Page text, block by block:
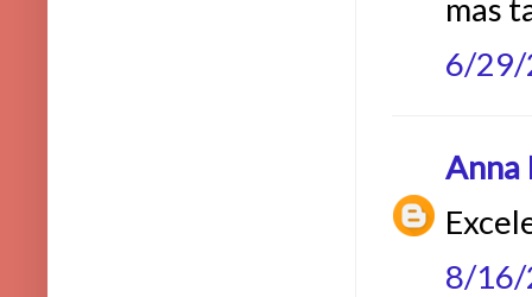
mas
6/
Anna
8/